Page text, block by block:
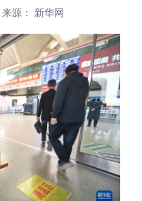
全球连线
量子 体育
健康 军事
图片 政务
金融 汽车
信息化 数字经济
来源： 新华网